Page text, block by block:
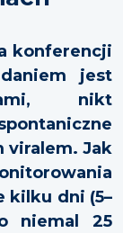
konferencji
jest
nikt
viralem. Jak
kilku dni (5–
niemal 25